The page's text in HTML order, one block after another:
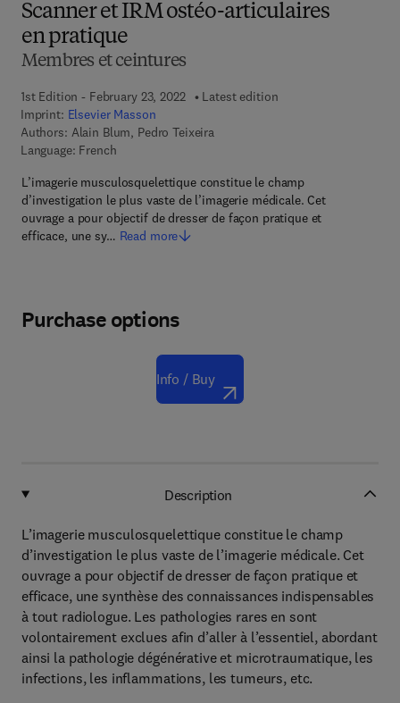
Scanner et IRM ostéo-articulaires
en pratique
Membres et ceintures
1st Edition - February 23, 2022
Latest edition
Imprint: Elsevier Masson
Authors: Alain Blum, Pedro Teixeira
Language: French
L’imagerie musculosquelettique constitue le champ
d’investigation le plus vaste de l’imagerie médicale. Cet
ouvrage a pour objectif de dresser de façon pratique et
efficace, une sy… Read more
Purchase options
Info / Buy
Description
L’imagerie musculosquelettique constitue le champ
d’investigation le plus vaste de l’imagerie médicale. Cet
ouvrage a pour objectif de dresser de façon pratique et
efficace, une synthèse des connaissances indispensables
à tout radiologue. Les pathologies rares en sont
volontairement exclues afin d’aller à l’essentiel, abordant
ainsi la pathologie dégénérative et microtraumatique, les
infections, les inflammations, les tumeurs, etc.